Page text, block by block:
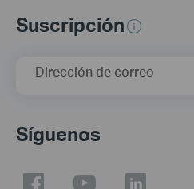
Suscripción
Dirección de correo
Síguenos